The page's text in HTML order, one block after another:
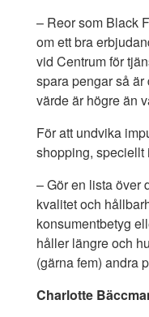
– Reor som Black
om ett bra
vid Centrum för
spara pengar så
värde är högre än
För att undvika
shopping, speciellt
– Gör en lista över
kvalitet och
konsumentbetyg
håller längre och
(gärna fem) andra
Charlotte